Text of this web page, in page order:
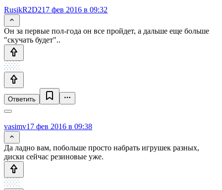
RusikR2D217 фев 2016 в 09:32
Он за первые пол-года он все пройдет, а дальше еще больше
"скучать будет"..
Ответить
vasimv17 фев 2016 в 09:38
Да ладно вам, побольше просто набрать игрушек разных,
диски сейчас резиновые уже.